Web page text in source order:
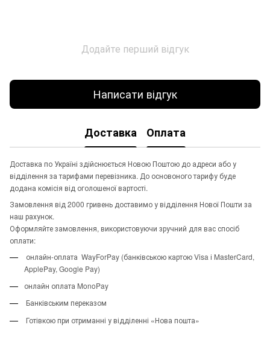
Додайте перший відгук
Написати відгук
Доставка Оплата
Доставка по Україні здійснюється Новою Поштою до адреси або у
відділення за тарифами перевізника. До основоного тарифу буде
додана комісія від оголошеної вартості.
Замовлення від 2000 гривень доставимо у відділення Нової Пошти за
наш рахунок.
Оформляйте замовлення, використовуючи зручний для вас спосіб
оплати:
онлайн-оплата WayForPay (банківською картою Visa і MasterCard,
ApplePay, Google Pay)
онлайн оплата MonoPay
Банківським переказом
Готівкою при отриманні у відділенні «Нова пошта»